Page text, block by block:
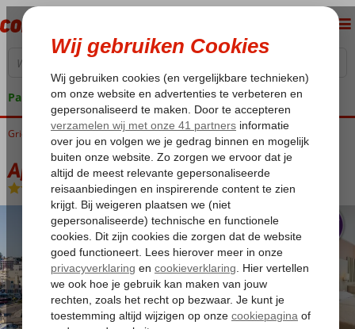
Pakketgarantie
Home
Griekenland Rhodos Rhodos-Stad Africa Hotel
Africa Hotel
Logies en ontbijt -Hotel